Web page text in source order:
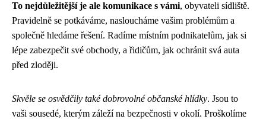
To nejdůležitější je ale komunikace s vámi, obyvateli sídliště.
Pravidelně se potkáváme, nasloucháme vašim problémům a
společně hledáme řešení. Radíme místním podnikatelům, jak si
lépe zabezpečit své obchody, a řidičům, jak ochránit svá auta
před zloději.
Skvěle se osvědčily také dobrovolné občanské hlídky. Jsou to
vaši sousedé, kterým záleží na bezpečnosti v okolí. Proškolíme